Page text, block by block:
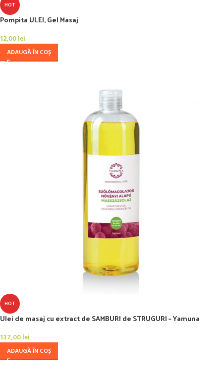
HOT
Pompita ULEI, Gel Masaj
12,00lei
ADAUGĂ ÎN COȘ
HOT
Ulei de masaj cu extract de SAMBURI de STRUGURI – Yamuna
137,00lei
ADAUGĂ ÎN COȘ